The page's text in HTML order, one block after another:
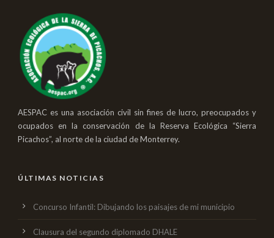
AESPAC es una asociación civil sin fines de lucro, preocupados y
ocupados en la conservación de la Reserva Ecológica “Sierra
Picachos”, al norte de la ciudad de Monterrey.
ÚLTIMAS NOTICIAS
Concurso Infantil: Dibujando los paisajes de mi municipio
Clausura del segundo diplomado DHALE